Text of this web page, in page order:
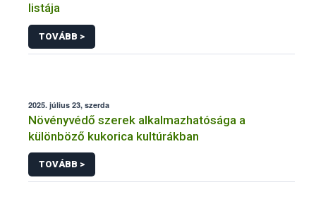
listája
TOVÁBB >
2025. július 23, szerda
Növényvédő szerek alkalmazhatósága a
különböző kukorica kultúrákban
TOVÁBB >